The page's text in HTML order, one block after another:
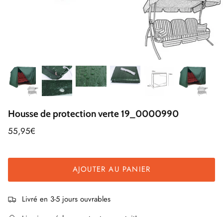
Housse de protection verte 19_0000990
55,95€
AJOUTER AU PANIER
Livré en 3-5 jours ouvrables